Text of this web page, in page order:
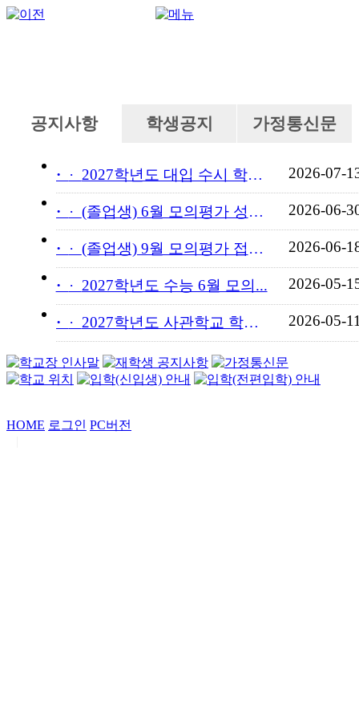
공지사항 학생공지 가정통신문
· 2027학년도 대입 수시 학교... 2026-07-
· (졸업생) 6월 모의평가 성적... 2026-06-
· (졸업생) 9월 모의평가 접수... 2026-06-
· 2027학년도 수능 6월 모의... 2026-05-
· 2027학년도 사관학교 학교장... 2026-05-
HOME 로그인 PC버전